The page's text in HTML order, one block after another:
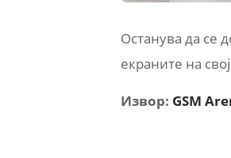
Останува да се
екраните на
Извор: GSM